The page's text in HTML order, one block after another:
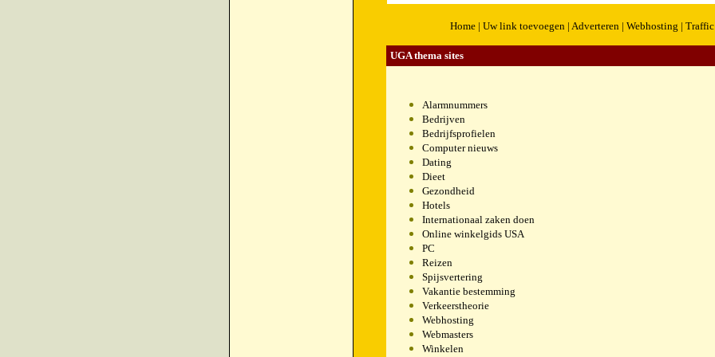
Home| Uw link toevoegen| Adverteren| Webhosting | Traffic
UGA thema sites
Alarmnummers
Bedrijven
Bedrijfsprofielen
Computer nieuws
Dating
Dieet
Gezondheid
Hotels
Internationaal zaken doen
Online winkelgids USA
PC
Reizen
Spijsvertering
Vakantie bestemming
Verkeerstheorie
Webhosting
Webmasters
Winkelen